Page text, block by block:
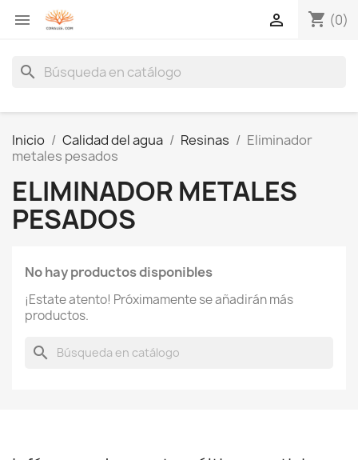
 shopping_cart (0)

search
Inicio Calidad del agua Resinas
Eliminador
metales pesados
ELIMINADOR METALES
PESADOS
No hay productos disponibles
¡Estate atento! Próximamente se añadirán más
productos.
search